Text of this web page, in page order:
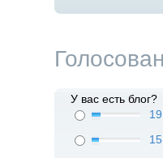
У вас есть блог?